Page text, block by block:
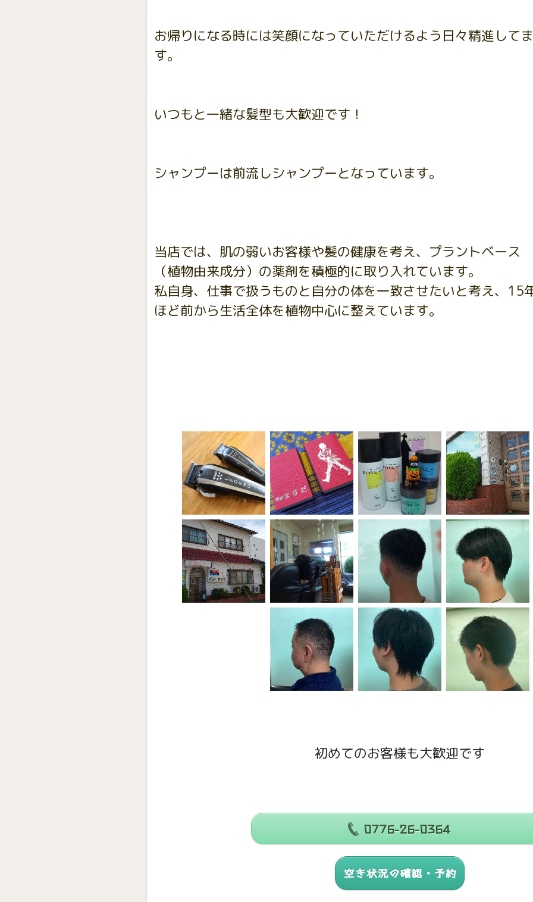
お帰りになる時には笑顔になっていただけるよう日々精進してま
す。
いつもと一緒な髪型も大歓迎です！
シャンプーは前流しシャンプーとなっています。
当店では、肌の弱いお客様や髪の健康を考え、プラントベース
（植物由来成分）の薬剤を積極的に取り入れています。
私自身、仕事で扱うものと自分の体を一致させたいと考え、15
ほど前から生活全体を植物中心に整えています。
初めてのお客様も大歓迎です
0776-26-0364
空き状況の確認・予約